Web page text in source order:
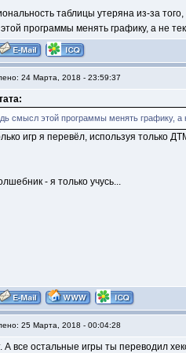
таблицы утеряна из-за
программы менять графику, а не
24 Марта, 2018 - 23:59:37
смысл этой программы менять графику, а
игр я перевёл, используя только
- я только учусь...
25 Марта, 2018 - 00:04:28
А все остальные игры ты переводил